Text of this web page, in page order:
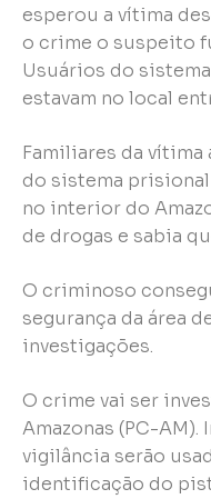
esperou a vítima
o crime o suspeito
Usuários do
estavam no local
Familiares da
do sistema
no interior do
de drogas e sabia
O criminoso
segurança da área
investigações.
O crime vai ser
Amazonas (PC-AM).
vigilância serão
identificação do